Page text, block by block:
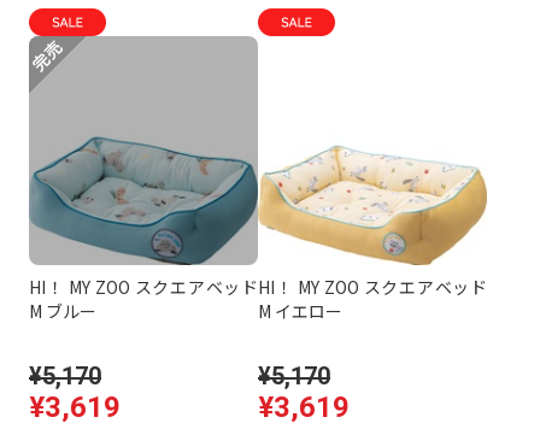
HI！ MY ZOO スクエアベッド
M ブルー
¥5,170
¥3,619
HI！ MY ZOO スクエアベッド
M イエロー
¥5,170
¥3,619